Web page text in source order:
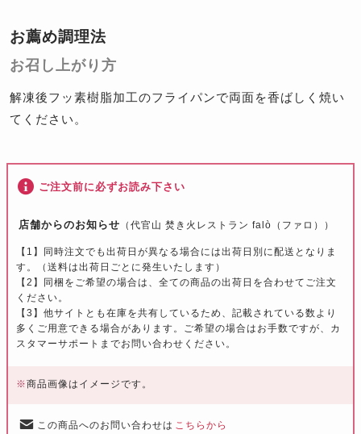
お薦め調理法
お召し上がり方
解凍後フッ素樹脂加工のフライパンで両面を香ばしく焼い
てください。
ご注文前に必ずお読み下さい
店舗からのお知らせ （代官山 焚き火レストラン falò（ファロ））
【1】同時注文でも出荷日が異なる場合には出荷日別に配送となりま
す。（送料は出荷日ごとに発生いたします）
【2】同梱をご希望の場合は、全ての商品の出荷日を合わせてご注文
ください。
【3】他サイトとも在庫を共有しているため、記載されている数より
多くご用意できる場合があります。ご希望の場合はお手数ですが、カ
スタマーサポートまでお問い合わせください。
※商品画像はイメージです。
この商品へのお問い合わせは こちらから